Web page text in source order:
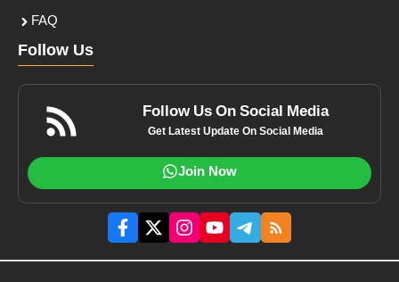
FAQ
Follow Us
Follow Us On Social Media
Get Latest Update On Social Media
Join Now